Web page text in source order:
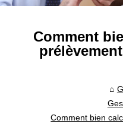
Comment
Comment bien